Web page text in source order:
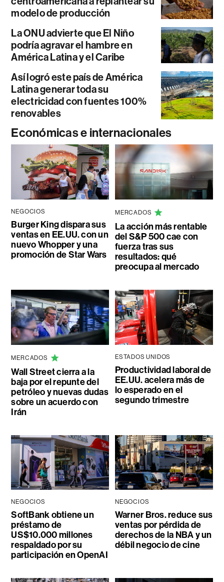
modelo de producción
La ONU advierte que El Niño
podría agravar el hambre en
América Latina y el Caribe
Así logró este país de América
Latina generar toda su
electricidad con fuentes 100%
renovables
Económicas e internacionales
NEGOCIOS
Burger King dispara sus
ventas en EE.UU. con un
nuevo Whopper y una
promoción de Star Wars
MERCADOS
La acción más rentable
del S&P 500 cae con
fuerza tras sus
resultados: qué
preocupa al mercado
MERCADOS
Wall Street cierra a la
baja por el repunte del
petróleo y nuevas dudas
sobre un acuerdo con
Irán
ESTADOS UNIDOS
Productividad laboral de
EE.UU. acelera más de
lo esperado en el
segundo trimestre
NEGOCIOS
SoftBank obtiene un
préstamo de
US$10.000 millones
respaldado por su
participación en OpenAI
NEGOCIOS
Warner Bros. reduce sus
ventas por pérdida de
derechos de la NBA y un
débil negocio de cine